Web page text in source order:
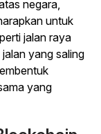
negara,
untuk
jalan raya
yang saling
yang